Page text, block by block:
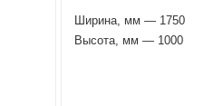
Ширина, мм — 1750
Высота, мм — 1000